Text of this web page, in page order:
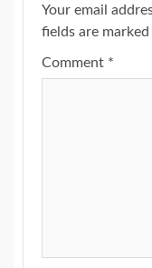
Your email
fields are marked
Comment *